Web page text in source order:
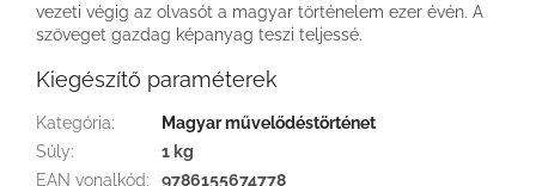
vezeti végig az olvasót a magyar történelem ezer évén. A
szöveget gazdag képanyag teszi teljessé.
Kiegészítő paraméterek
Kategória:
Magyar művelődéstörténet
Súly:
1 kg
EAN vonalkód:
9786155674778